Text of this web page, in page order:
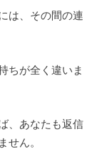
は、その間の連
ちが全く違いま
、あなたも返信
せん。